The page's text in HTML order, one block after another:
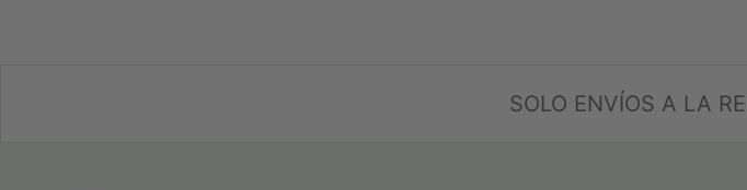
SOLO ENVÍOS A LA